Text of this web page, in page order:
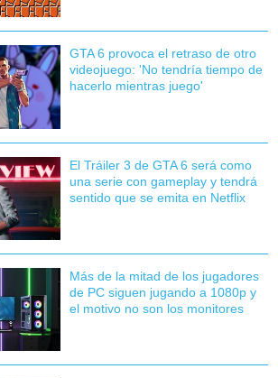
GTA 6 provoca el retraso de otro
videojuego: 'No tendría tiempo de
hacerlo mientras juego'
El Tráiler 3 de GTA 6 será como
una serie con gameplay y tendrá
sentido que se emita en Netflix
Más de la mitad de los jugadores
de PC siguen jugando a 1080p y
el motivo no son los monitores